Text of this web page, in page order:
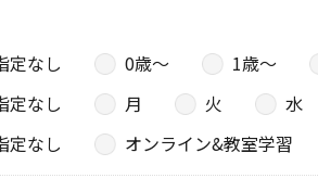
定なし 0歳〜 1歳〜
定なし 月 火 水
定なし オンライン&教室学習